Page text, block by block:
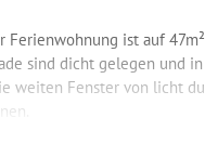
Ferienwohnung ist auf
sind dicht gelegen und
weiten Fenster von licht